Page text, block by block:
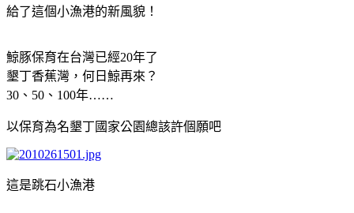
給了這個小漁港的新風貌！
鯨豚保育在台灣已經20年了
墾丁香蕉灣，何日鯨再來？
30、50、100年……
以保育為名墾丁國家公園總該許個願吧
這是跳石小漁港